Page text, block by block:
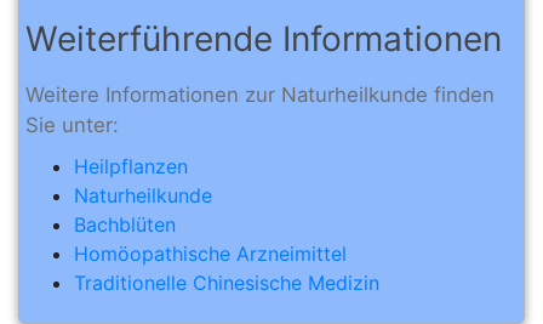
Weiterführende Informationen
Weitere Informationen zur Naturheilkunde finden
Sie unter:
Heilpflanzen
Naturheilkunde
Bachblüten
Homöopathische Arzneimittel
Traditionelle Chinesische Medizin